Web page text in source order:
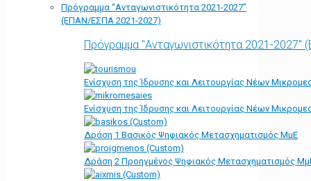
Πρόγραμμα “Ανταγωνιστικότητα 2021-2027”
(ΕΠΑΝ/ΕΣΠΑ 2021-2027)
Πρόγραμμα "Ανταγωνιστικότητα 2021-
Ενίσχυση της Ίδρυσης και Λειτουργίας Νέων
Ενίσχυση της Ίδρυσης και Λειτουργίας Νέων
Δράση 1 Βασικός Ψηφιακός Μετασχηματισμός ΜμΕ
Δράση 2 Προηγμένος Ψηφιακός Μετασχηματισμός